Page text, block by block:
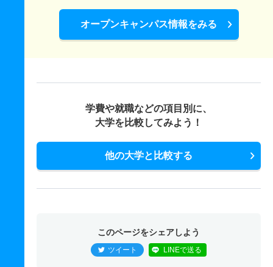
オープンキャンパス情報をみる
学費や就職などの項目別に、
大学を比較してみよう！
他の大学と比較する
このページをシェアしよう
ツイート LINEで送る